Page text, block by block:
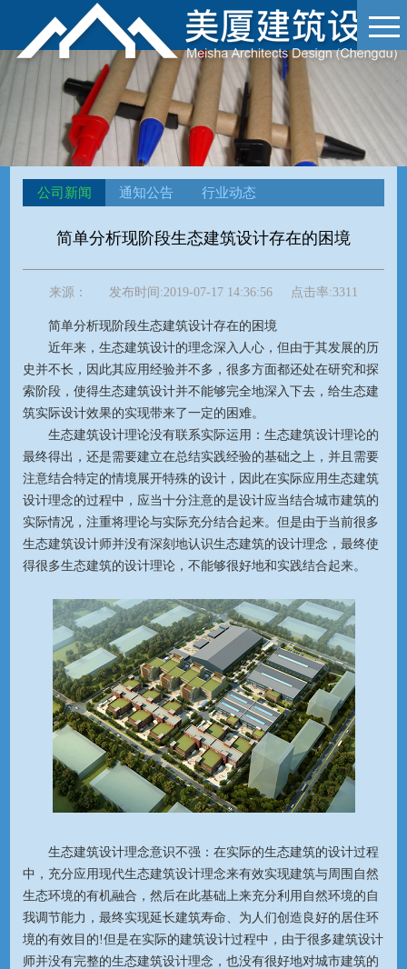
公司新闻 通知公告 行业动态
简单分析现阶段生态建筑设计存在的困境
来源： 发布时间:2019-07-17 14:36:56 点击率:3311
简单分析现阶段生态建筑设计存在的困境
近年来，生态建筑设计的理念深入人心，但由于其发展的历
史并不长，因此其应用经验并不多，很多方面都还处在研究和探
索阶段，使得生态建筑设计并不能够完全地深入下去，给生态建
筑实际设计效果的实现带来了一定的困难。
生态建筑设计理论没有联系实际运用：生态建筑设计理论的
最终得出，还是需要建立在总结实践经验的基础之上，并且需要
注意结合特定的情境展开特殊的设计，因此在实际应用生态建筑
设计理念的过程中，应当十分注意的是设计应当结合城市建筑的
实际情况，注重将理论与实际充分结合起来。但是由于当前很多
生态建筑设计师并没有深刻地认识生态建筑的设计理念，最终使
得很多生态建筑的设计理论，不能够很好地和实践结合起来。
生态建筑设计理念意识不强：在实际的生态建筑的设计过程
中，充分应用现代生态建筑设计理念来有效实现建筑与周围自然
生态环境的有机融合，然后在此基础上来充分利用自然环境的自
我调节能力，最终实现延长建筑寿命、为人们创造良好的居住环
境的有效目的!但是在实际的建筑设计过程中，由于很多建筑设计
师并没有完整的生态建筑设计理念，也没有很好地对城市建筑的